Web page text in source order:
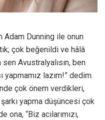
Adam Dunning ile onun
çok beğenildi ve hâlâ
sen Avustralyalısın, ben
yapmamız lazım!” dedim.
çok önem verdikleri,
yapma düşüncesi çok
ona, “Biz acılarımızı,